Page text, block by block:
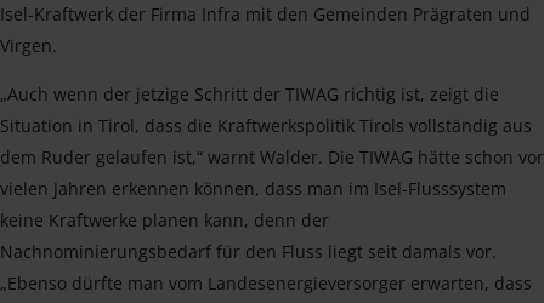
Isel-Kraftwerk der Firma Infra mit den Gemeinden Prägraten und
Virgen.
„Auch wenn der jetzige Schritt der TIWAG richtig ist, zeigt die
Situation in Tirol, dass die Kraftwerkspolitik Tirols vollständig aus
dem Ruder gelaufen ist,“ warnt Walder. Die TIWAG hätte schon vor
vielen Jahren erkennen können, dass man im Isel-Flusssystem
keine Kraftwerke planen kann, denn der
Nachnominierungsbedarf für den Fluss liegt seit damals vor.
„Ebenso dürfte man vom Landesenergieversorger erwarten, dass